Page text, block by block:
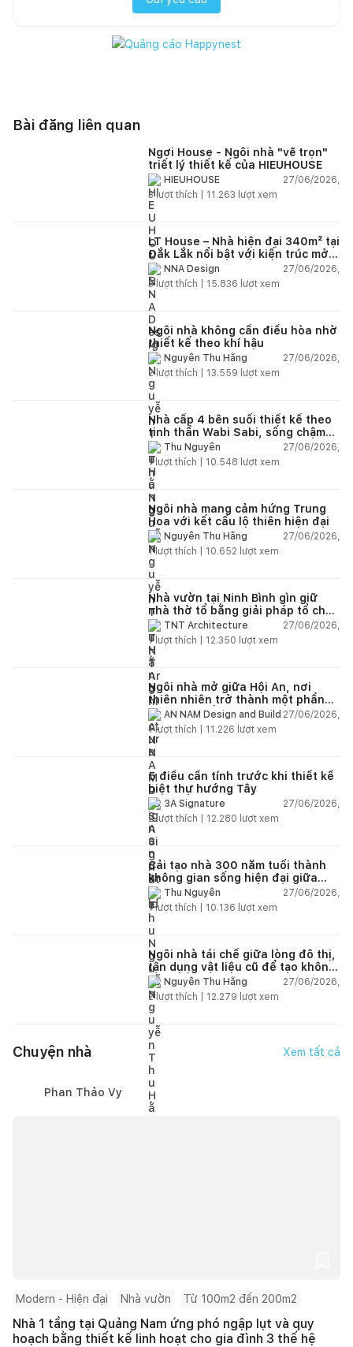
Bài đăng liên quan
Ngơi House - Ngôi nhà "vẽ trọn"
triết lý thiết kế của HIEUHOUSE
HIEUHOUSE
27/06/2026,
3lượt thích | 11.263 lượt xem
LT House – Nhà hiện đại 340m² tại
Đắk Lắk nổi bật với kiến trúc mở
và hệ sân vườn kết nối thiên
nhiên
NNA Design
27/06/2026,
3lượt thích | 15.836 lượt xem
Ngôi nhà không cần điều hòa nhờ
thiết kế theo khí hậu
Nguyễn Thu Hằng
27/06/2026,
2lượt thích | 13.559 lượt xem
Nhà cấp 4 bên suối thiết kế theo
tinh thần Wabi Sabi, sống chậm
giữa thiên nhiên
Thu Nguyễn
27/06/2026,
1lượt thích | 10.548 lượt xem
Ngôi nhà mang cảm hứng Trung
Hoa với kết cấu lộ thiên hiện đại
Nguyễn Thu Hằng
27/06/2026,
1lượt thích | 10.652 lượt xem
Nhà vườn tại Ninh Bình gìn giữ
nhà thờ tổ bằng giải pháp tổ chức
lại không gian
TNT Architecture
27/06/2026,
1lượt thích | 12.350 lượt xem
Ngôi nhà mở giữa Hội An, nơi
thiên nhiên trở thành một phần
của cuộc sống
AN NAM Design and Build 27/06/2026,
1lượt thích | 11.226 lượt xem
5 điều cần tính trước khi thiết kế
biệt thự hướng Tây
3A Signature
27/06/2026,
2lượt thích | 12.280 lượt xem
Cải tạo nhà 300 năm tuổi thành
không gian sống hiện đại giữa
thiên nhiên
Thu Nguyễn
27/06/2026,
1lượt thích | 10.136 lượt xem
Ngôi nhà tái chế giữa lòng đô thị,
tận dụng vật liệu cũ để tạo không
gian sống linh hoạt
Nguyễn Thu Hằng
27/06/2026,
2lượt thích | 12.279 lượt xem
Chuyện nhà Xem tất cả
Phan Thảo Vy
Modern - Hiện đại Nhà vườn Từ 100m2 đến 200m2
Nhà 1 tầng tại Quảng Nam ứng phó ngập lụt và quy
hoạch bằng thiết kế linh hoạt cho gia đình 3 thế hệ